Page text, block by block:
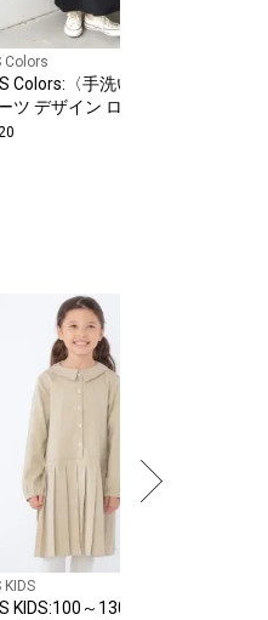
Colors
Colors:〈手洗い可能〉
ツ デザイン ロングスリ
ンピース◇
KIDS
KIDS:100～130cm / プ